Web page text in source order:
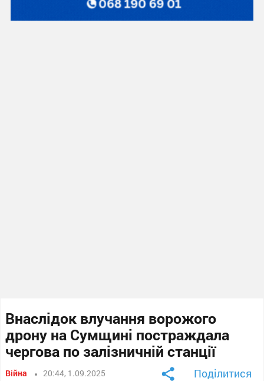
Внаслідок влучання ворожого
дрону на Сумщині постраждала
чергова по залізничній станції
Війна 20:44, 1.09.2025 Поділитися